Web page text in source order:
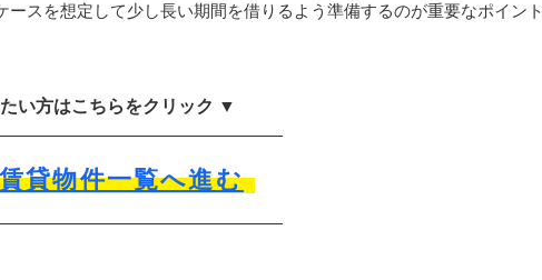
スを想定して少し長い期間を借りるよう準備するのが重要なポイント
い方はこちらをクリック ▼
貸物件一覧へ進む